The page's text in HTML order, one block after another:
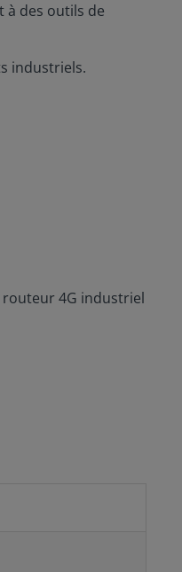
à des outils de
industriels.
4G industriel